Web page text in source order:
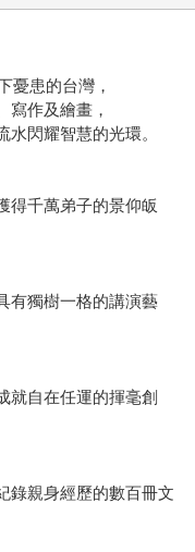
憂患的台灣，
寫作及繪畫，
閃耀智慧的光環。
得千萬弟子的景仰皈
有獨樹一格的講演藝
就自在任運的揮毫創
錄親身經歷的數百冊文